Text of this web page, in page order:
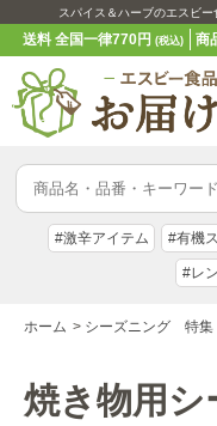
スパイス＆ハーブのエスビー
送料 全国一律770円(税込) 商
#激辛アイテム #有機
#レ
ホーム > シーズニング 特集
焼き物用